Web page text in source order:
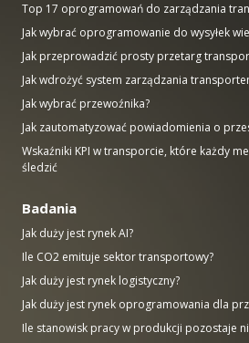
Top 17 oprogramowań do zarządzania
Jak wybrać oprogramowanie do wysyłek
Jak przeprowadzić prosty przetarg
Jak wdrożyć system zarządzania
Jak wybrać przewoźnika?
Jak zautomatyzować powiadomienia o
Wskaźniki KPI w transporcie, które każdy
śledzić
Badania
Jak duży jest rynek AI?
Ile CO2 emituje sektor transportowy?
Jak duży jest rynek logistyczny?
Jak duży jest rynek oprogramowania dla
Ile stanowisk pracy w produkcji pozostaje